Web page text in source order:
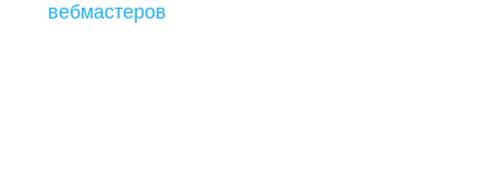
вебмастеров